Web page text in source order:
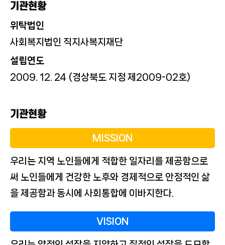
기관현황
위탁법인
사회복지법인 직지사복지재단
설립연도
2009. 12. 24 (경상북도 지정 제2009-02호)
기관현황
MISSION
우리는 지역 노인들에게 적합한 일자리를 제공함으로
써 노인들에게 건강한 노후와 경제적으로 안정적인 삶
을 제공함과 동시에 사회통합에 이바지한다.
VISION